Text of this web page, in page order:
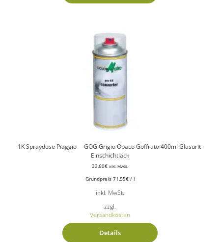
1K Spraydose Piaggio —GOG Grigio Opaco Goffrato 400ml Glasurit-
Einschichtlack
33,60€ inkl. MwSt.
Grundpreis 71,55€/ l
inkl. MwSt.
zzgl.
Versandkosten
Details